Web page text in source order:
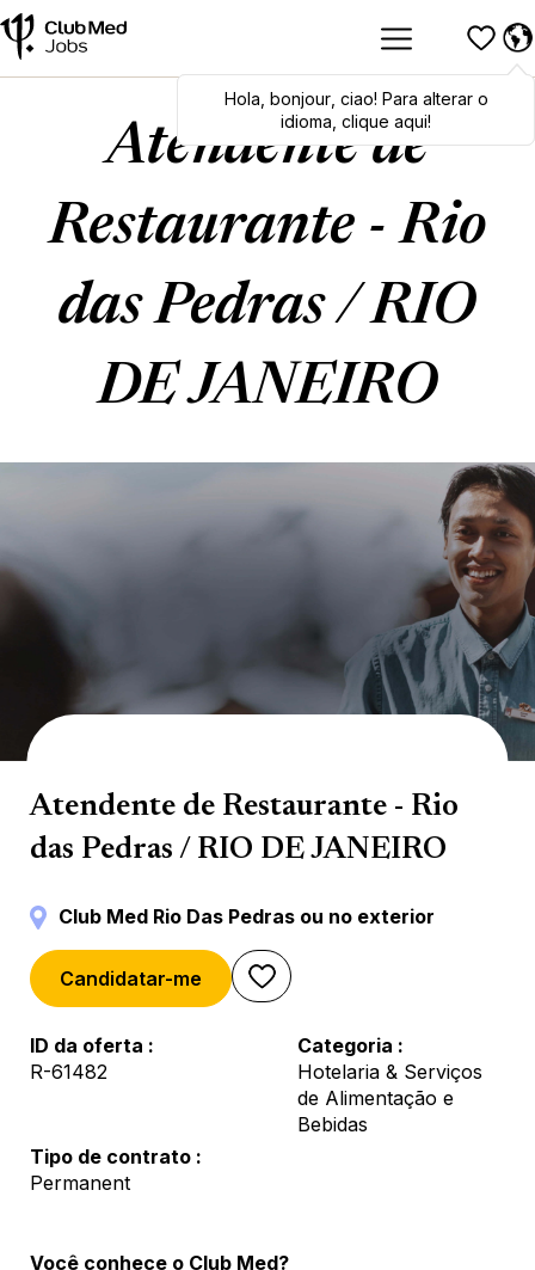
Hola,bonjour,ciao! To switch
languages, click here!
Hola bonjour, ciao! Para alterar o
idioma, clique aqui!
Atendente de
Restaurante - Rio
das Pedras / RIO
DE JANEIRO
Catering & Bar
Atendente de Restaurante - Rio
das Pedras / RIO DE JANEIRO
Club Med Rio Das Pedras ou no exterior
Candidatar-me
ID da oferta
R-61482
Categoria
Hotelaria & Serviços
de Alimentação e
Bebidas
Tipo de contrato
Permanent
Você conhece o Club Med?